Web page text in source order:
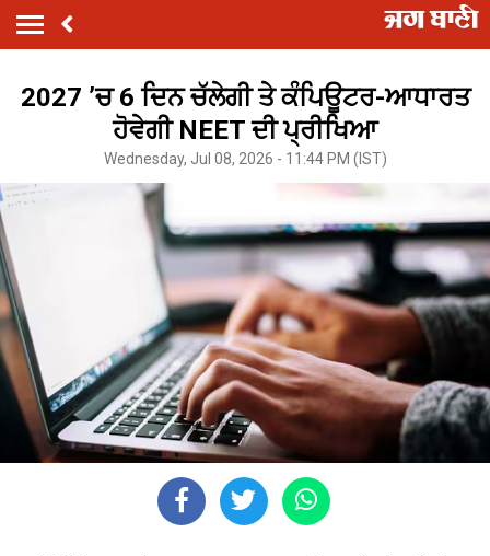
2027 ’ਚ 6 ਦਿਨ ਚੱਲੇਗੀ ਤੇ ਕੰਪਿਊਟਰ-ਆਧਾਰਤ
ਹੋਵੇਗੀ NEET ਦੀ ਪ੍ਰੀਖਿਆ
Wednesday, Jul 08, 2026 - 11:44 PM (IST)